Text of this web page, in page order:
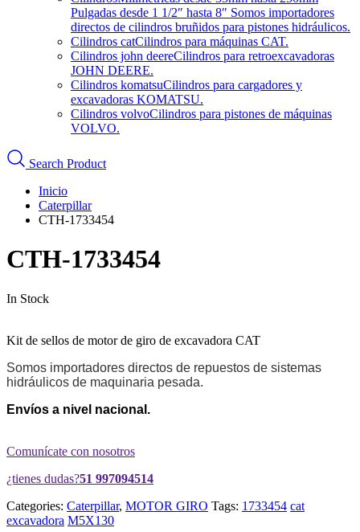
Pulgadas desde 1 1/2″ hasta 8″ Somos importadores
directos de cilindros bruñidos para pistones hidráulicos.
Cilindros catCilindros para máquinas CAT.
Cilindros john deereCilindros para retroexcavadoras
JOHN DEERE.
Cilindros komatsuCilindros para cargadores y
excavadoras KOMATSU.
Cilindros volvoCilindros para pistones de máquinas
VOLVO.
Search Product
Inicio
Caterpillar
CTH-1733454
CTH-1733454
In Stock
Kit de sellos de motor de giro de excavadora CAT
Somos importadores directos de repuestos de sistemas
hidráulicos de maquinaria pesada.
Envíos a nivel nacional.
Comunícate con nosotros
¿tienes dudas?51 997094514
Categories: Caterpillar, MOTOR GIRO Tags: 1733454 cat
excavadora M5X130